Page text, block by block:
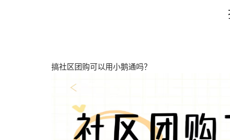
搞社区团购可以用小鹅通吗？